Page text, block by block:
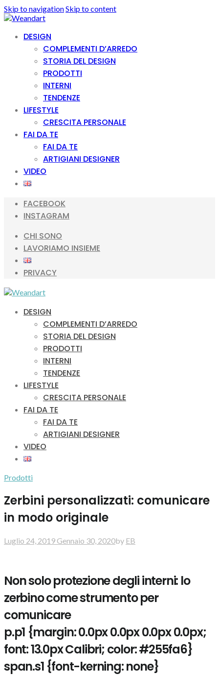
Skip to navigationSkip to content
DESIGN
COMPLEMENTI D’ARREDO
STORIA DEL DESIGN
PRODOTTI
INTERNI
TENDENZE
LIFESTYLE
CRESCITA PERSONALE
FAI DA TE
FAI DA TE
ARTIGIANI DESIGNER
VIDEO
FACEBOOK
INSTAGRAM
CHI SONO
LAVORIAMO INSIEME
PRIVACY
DESIGN
COMPLEMENTI D’ARREDO
STORIA DEL DESIGN
PRODOTTI
INTERNI
TENDENZE
LIFESTYLE
CRESCITA PERSONALE
FAI DA TE
FAI DA TE
ARTIGIANI DESIGNER
VIDEO
Prodotti
Zerbini personalizzati: comunicare
in modo originale
Luglio 24, 2019Gennaio 30, 2020by EB
Non solo protezione degli interni: lo
zerbino come strumento per
comunicare
p.p1 {margin: 0.0px 0.0px 0.0px 0.0px;
font: 13.0px Calibri; color: #255fa6}
span.s1 {font-kerning: none}